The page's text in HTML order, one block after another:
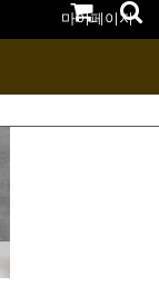
마이페이지